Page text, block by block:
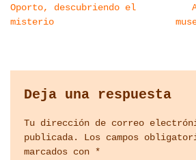
Oporto, descubriendo el
misterio
Deja una respuesta
Tu dirección de correo
publicada.
Los campos
marcados con *